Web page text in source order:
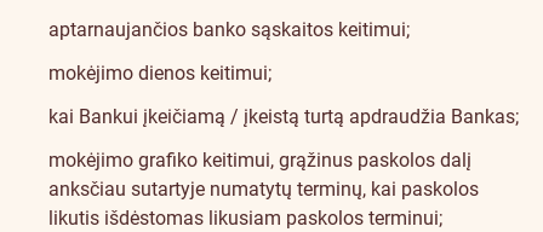
aptarnaujančios banko sąskaitos keitimui;
mokėjimo dienos keitimui;
kai Bankui įkeičiamą / įkeistą turtą apdraudžia Bankas;
mokėjimo grafiko keitimui, grąžinus paskolos dalį
anksčiau sutartyje numatytų terminų, kai paskolos
likutis išdėstomas likusiam paskolos terminui;